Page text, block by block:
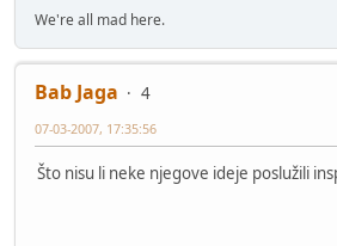
We're all mad here.
Bab Jaga
4
07-03-2007, 17:35:56
Što nisu li neke njegove ideje poslužili